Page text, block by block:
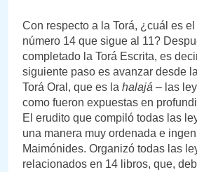
Con respecto a la Torá, ¿cuál es
número 14 que sigue al 11?
completado la Torá Escrita, es
siguiente paso es avanzar desde
Torá Oral, que es la halajá – las
como fueron expuestas en
El erudito que compiló todas las
una manera muy ordenada e
Maimónides. Organizó todas las
relacionados en 14 libros, que,